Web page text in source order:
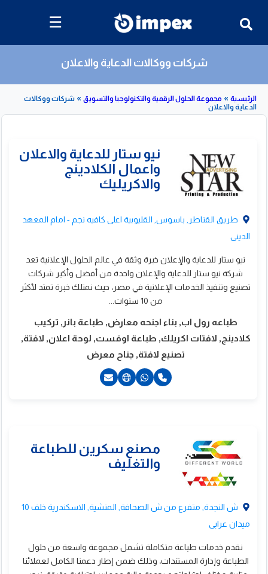
☰
شركات ووكالات الدعاية والاعلان
»
مجموعة الحلول الرقمية والتكنولوجيا والتسويق
»
شركات ووكالات
بشركات
ووكالات
الدعاية
ستار للدعاية والاعلان
الكلادينج
طريق القناطر, باسوس, القليوبية اعلى كافيه نجم - امام المعهد
الدينى
نيو ستار للدعاية والإعلان خبرة وثقة في عالم الحلول الإعلانية تعد
شركة نيو ستار للدعاية والإعلان واحدة من أفضل وأكبر شركات
تصنيع وتنفيذ الخدمات الإعلانية في مصر، حيث نمتلك خبرة تمتد لأكثر
من 10 سنوات...
طباعه رول اب, بناء اجنحه معارض, طباعة بانر, تركيب
كلادينج, لافتات اكريلك, طباعة اوفست, لوحة اعلان, لافتة,
تصنيع لافتة, جناح معرض
ش النجدة, متفرع من ش الصحافة, المنشية, الاسكندرية خلف 10
ميدان عرابى
نقدم خدمات طباعة متكاملة تشمل مجموعة واسعة من حلول
الطباعة وإدارة المستندات، وذلك ضمن إطار دعمنا الكامل لعملائنا